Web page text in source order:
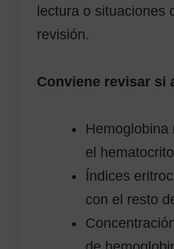
lectura o situaciones
revisión.
Conviene revisar si
Hemoglobina
el
Índices
con el resto